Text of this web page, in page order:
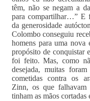
têm, não se negam a
para compartilhar…” E
da generosidade
Colombo conseguiu
homens para uma nova
propósito de conquistar
foi feito. Mas, como
desejada, muitas
cometidas contra os
Zinn, os que falhavam
tinham as mãos